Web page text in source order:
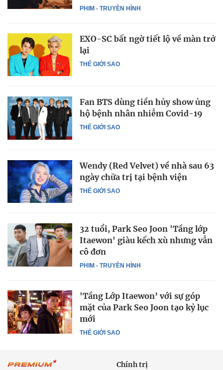
PHIM - TRUYỀN HÌNH
THẾ GIỚI SAO
EXO-SC bất ngờ tiết lộ về màn trở
lại
THẾ GIỚI SAO
Fan BTS dùng tiền hủy show ủng
hộ bệnh nhân nhiễm Covid-19
THẾ GIỚI SAO
Wendy (Red Velvet) về nhà sau 63
ngày chữa trị tại bệnh viện
PHIM - TRUYỀN HÌNH
32 tuổi, Park Seo Joon 'Tầng lớp
Itaewon' giàu kếch xù nhưng vẫn
cô đơn
THẾ GIỚI SAO
'Tầng Lớp Itaewon’ với sự góp
mặt của Park Seo Joon tạo kỷ lục
mới
Chính trị